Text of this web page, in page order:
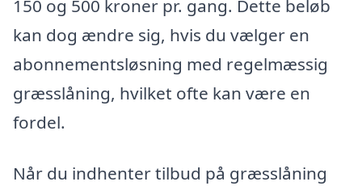
150 og 500 kroner pr. gang. Dette beløb
kan dog ændre sig, hvis du vælger en
abonnementsløsning med regelmæssig
græsslåning, hvilket ofte kan være en
fordel.
Når du indhenter tilbud på græsslåning